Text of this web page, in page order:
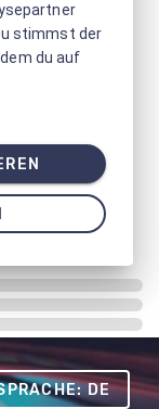
SPRACHE: DE
stimmst der
du auf